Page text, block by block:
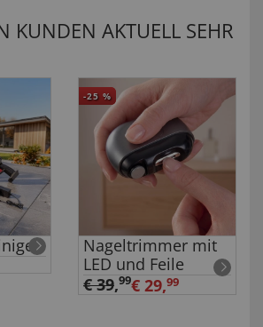
KUNDEN AKTUELL SEHR
-25 %
Nageltrimmer mit
LED und Feile
€ 39,99€ 29,99